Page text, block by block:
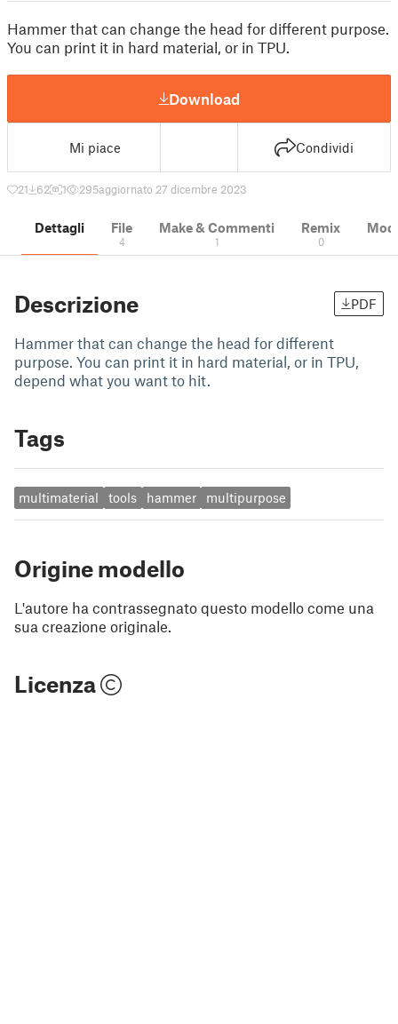
Hammer that can change the head for different purpose.
You can print it in hard material, or in TPU.
Download
Mi piace Condividi
21 62 1 295aggiornato 27 dicembre 2023
Dettagli File
4
Make & Commenti
1
Remix
0
Descrizione PDF
Hammer that can change the head for different
purpose. You can print it in hard material, or in TPU,
depend what you want to hit.
Tags
multimaterial tools hammer multipurpose
Origine modello
L'autore ha contrassegnato questo modello come una
sua creazione originale.
Licenza